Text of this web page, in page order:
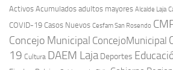
Activos Acumulados adultos mayores Alcalde Laja
COVID-19 Casos Nuevos Cesfam San Rosendo
Concejo Municipal ConcejoMunicipal
19 Cultura DAEM Laja Deportes